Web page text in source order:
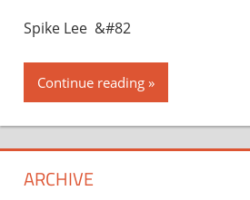
Spike Lee &#82
Continue reading
ARCHIVE